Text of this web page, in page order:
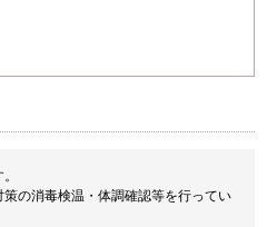
皆様からのご質問
問い合わせ
策の消毒検温・体調確認等を行ってい